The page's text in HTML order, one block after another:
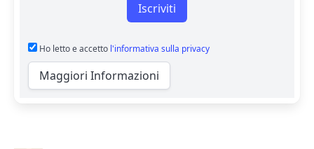
Iscriviti
Ho letto e accetto l'informativa sulla privacy
Maggiori Informazioni